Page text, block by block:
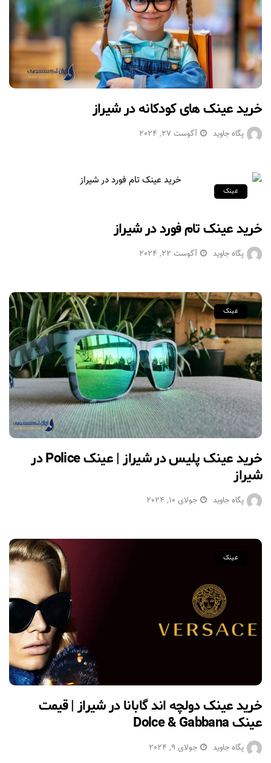
خرید عینک‌ های کودکانه در شیراز
پگاه جاوید آگوست 27, 2024
عینک
خرید عینک تام فورد در شیراز
پگاه جاوید آگوست 22, 2024
عینک
خرید عینک پلیس در شیراز | عینک Police در
شیراز
پگاه جاوید جولای 10, 2024
عینک
خرید عینک دولچه اند گابانا در شیراز | قیمت
عینک Dolce & Gabbana
پگاه جاوید جولای 9, 2024